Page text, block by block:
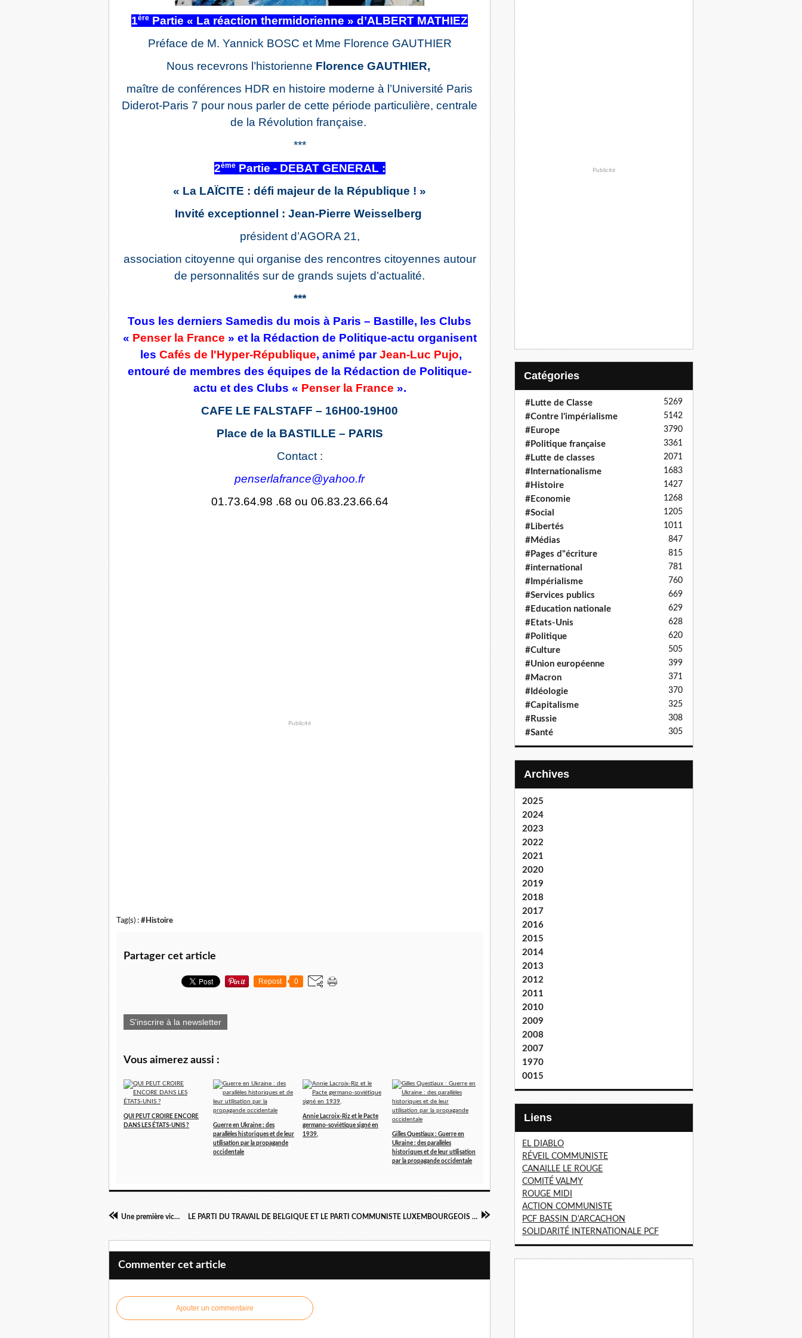
1ère Partie « La réaction thermidorienne » d’ALBERT MATHIEZ
Préface de M. Yannick BOSC et Mme Florence GAUTHIER
Nous recevrons l’historienne Florence GAUTHIER,
maître de conférences HDR en histoire moderne à l’Université Paris
Diderot-Paris 7 pour nous parler de cette période particulière, centrale
de la Révolution française.
***
2èmePartie - DEBAT GENERAL :
« La LAÏCITE : défi majeur de la République ! »
Invité exceptionnel : Jean-Pierre Weisselberg
président d’AGORA 21,
association citoyenne qui organise des rencontres citoyennes autour
de personnalités sur de grands sujets d’actualité.
***
Tous les derniers Samedis du mois à Paris – Bastille, les Clubs
« Penser la France » et la Rédaction de Politique-actu organisent
les Cafés de l'Hyper-République, animé parJean-Luc Pujo,
entouré de membres des équipes de la Rédaction de Politique-
actu et des Clubs « Penser la France ».
CAFE LE FALSTAFF – 16H00-19H00
Place de la BASTILLE – PARIS
Contact :
penserlafrance@yahoo.fr
01.73.64.98 .68 ou 06.83.23.66.64
Publicité
Tag(s) : #Histoire
Partager cet article
Repost 0
S'inscrire à la newsletter
Vous aimerez aussi :
QUI PEUT CROIRE ENCORE
DANS LES ÉTATS-UNIS ?
Guerre en Ukraine : des
parallèles historiques et de leur
utilisation par la propagande
occidentale
Annie Lacroix-Riz et le Pacte
germano-soviétique signé en
1939,
Gilles Questiaux : Guerre en
Ukraine : des parallèles
historiques et de leur utilisation
par la propagande occidentale
Une première victoire : Mumia ne sera pas exécuté LE PARTI DU TRAVAIL DE BELGIQUE ET LE PARTI COMMUNISTE LUXEMBOURGEOIS PORTENT LA REVENDICATION DE LA NATIONALISATION DE LA SIDERURGIE FACE AUX PLANS SOCIAUX D'ARCELOR-MITTAL
Commenter cet article
Ajouter un commentaire
Publicité
Catégories
#Lutte de Classe 5269
#Contre l'impérialisme 5142
#Europe 3790
#Politique française 3361
#Lutte de classes 2071
#Internationalisme 1683
#Histoire 1427
#Economie 1268
#Social 1205
#Libertés 1011
#Médias 847
#Pages d"écriture 815
#international 781
#Impérialisme 760
#Services publics 669
#Education nationale 629
#Etats-Unis 628
#Politique 620
#Culture 505
#Union européenne 399
#Macron 371
#Idéologie 370
#Capitalisme 325
#Russie 308
#Santé 305
Archives
2025
2024
2023
2022
2021
2020
2019
2018
2017
2016
2015
2014
2013
2012
2011
2010
2009
2008
2007
1970
0015
Liens
EL DIABLO
RÉVEIL COMMUNISTE
CANAILLE LE ROUGE
COMITÉ VALMY
ROUGE MIDI
ACTION COMMUNISTE
PCF BASSIN D'ARCACHON
SOLIDARITÉ INTERNATIONALE PCF